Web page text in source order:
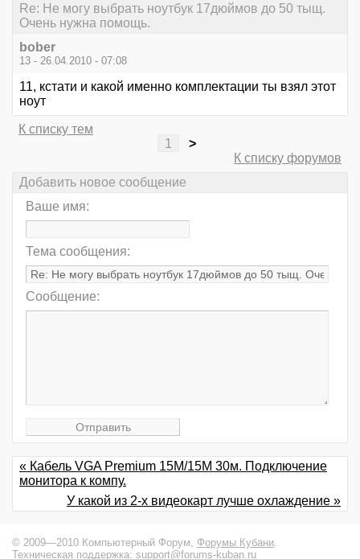
Re: Не могу выбрать ноутбук 17дюймов до 50 тыщ.
Очень нужна помощь.
bober
13 - 26.04.2010 - 07:08
11, кстати и какой именно комплектации ты взял этот
ноут
К списку тем
1
>
К списку форумов
Добавить новое сообщение
Ваше имя:
Тема сообщения:
Сообщение:
« Кабель VGA Premium 15M/15M 30м. Подключение
монитора к компу.
У какой из 2-х видеокарт лучше охлаждение »
© 2009—2010 Компьютерный Форум, Форумы Кубани.
Техническая поддержка: support@forums-kuban.ru